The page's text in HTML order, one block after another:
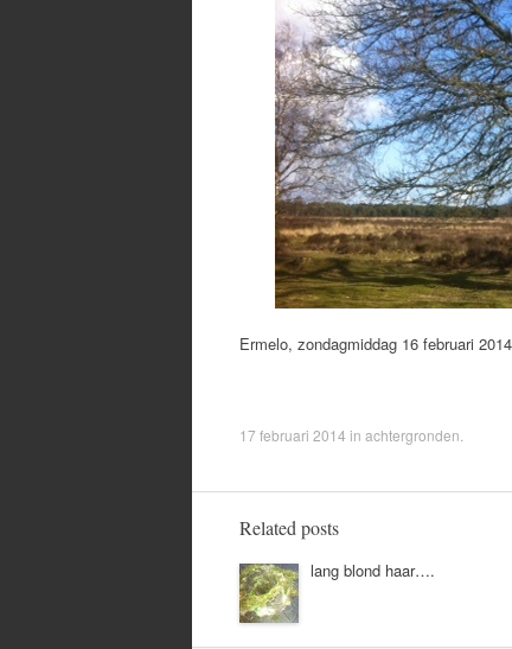
Ermelo, zondagmiddag 16 februari 2014
17 februari 2014 in achtergronden
Related posts
lang blond haar….